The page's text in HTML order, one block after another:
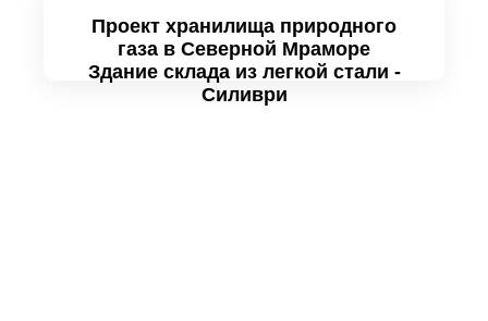
Проект хранилища природного
газа в Северной Мраморе
Здание склада из легкой стали -
Силиври